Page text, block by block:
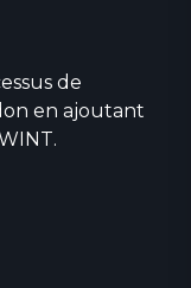
de
en ajoutant